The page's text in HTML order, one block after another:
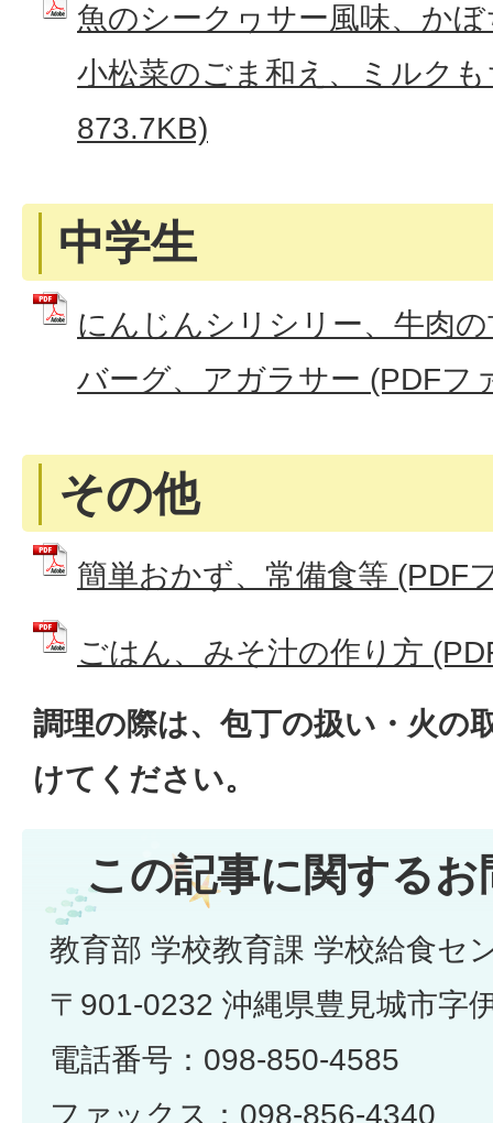
魚のシークヮサー風味、か
小松菜のごま和え、ミルク
873.7KB)
中学生
にんじんシリシリー、牛肉
バーグ、アガラサー (PDFフ
その他
簡単おかず、常備食等 (PDF
ごはん、みそ汁の作り方
調理の際は、包丁の扱い・火の
けてください。
この記事に関する
教育部 学校教育課 学校給食セ
〒901-0232 沖縄県豊見城市字
電話番号：098-850-4585
ファックス：098-856-4340